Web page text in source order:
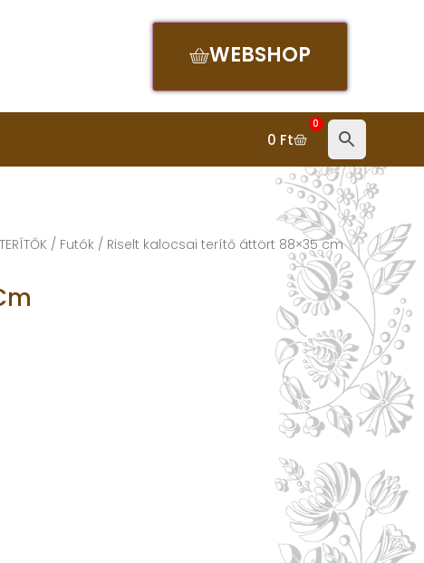
WEBSHOP
0 Ft
0
TERÍTŐK / Futók / Riselt kalocsai terítő áttört 88×35 cm